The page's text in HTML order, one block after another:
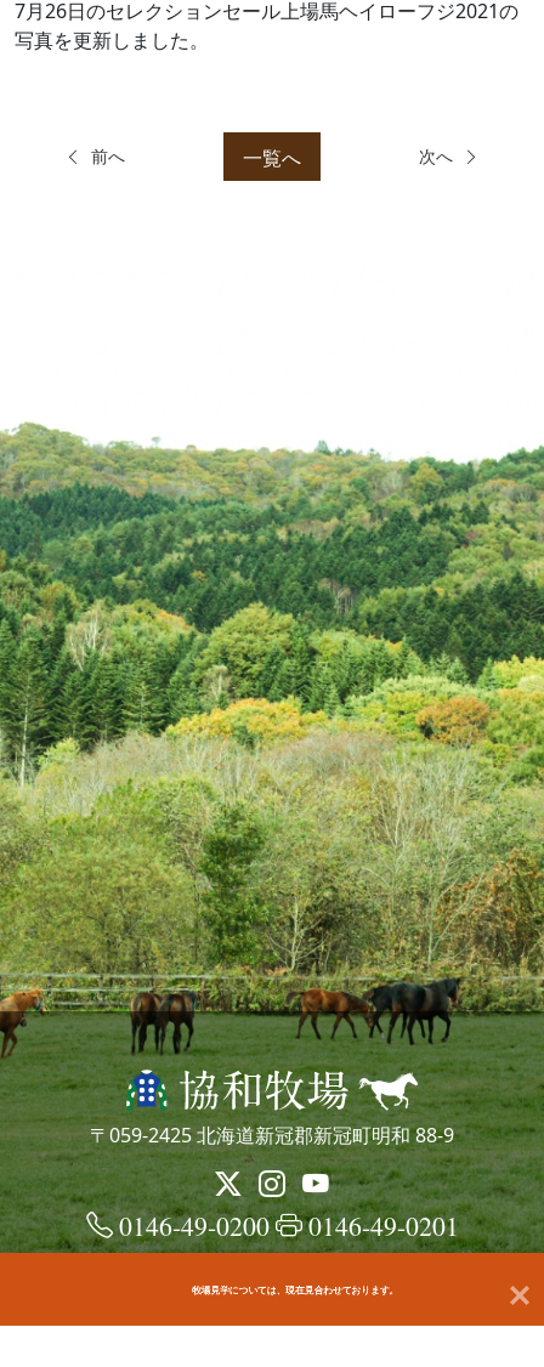
7月26日のセレクションセール上場馬ヘイローフジ2021の
写真を更新しました。
前へ 一覧へ 次へ
〒059-2425 北海道新冠郡新冠町明和 88-9
0146-49-0200 0146-49-0201
牧場見学については、現在見合わせております。